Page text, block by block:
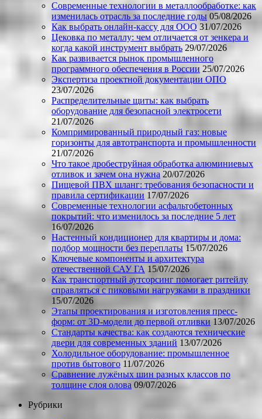
Современные технологии в металлообработке: как
изменилась отрасль за последние годы 05/08/2026
Как выбрать онлайн-кассу для ООО 31/07/2026
Цековка по металлу: чем отличается от зенкера и
когда какой инструмент выбрать 29/07/2026
Как развивается рынок промышленного
программного обеспечения в России 25/07/2026
Экспертиза проектной документации ОПО
23/07/2026
Распределительные щиты: как выбрать
оборудование для безопасной электросети
21/07/2026
Компримированный природный газ: новые
горизонты для автотранспорта и промышленности
21/07/2026
Что такое дробеструйная обработка алюминиевых
отливок и зачем она нужна 20/07/2026
Пищевой ПВХ шланг: требования безопасности и
правила сертификации 17/07/2026
Современные технологии асфальтобетонных
покрытий: что изменилось за последние 5 лет
16/07/2026
Настенный кондиционер для квартиры и дома:
подбор мощности без переплаты 15/07/2026
Ключевые компоненты и архитектура
отечественной САУ ГА 15/07/2026
Как транспортный аутсорсинг помогает ритейлу
справляться с пиковыми нагрузками в праздники
15/07/2026
Этапы проектирования и изготовления пресс-
форм: от 3D-модели до первой отливки 13/07/2026
Стандарты качества: как создаются технические
двери для современных зданий 13/07/2026
Холодильное оборудование: промышленное
против бытового 11/07/2026
Сравнение лужёных шин разных классов по
толщине слоя олова 09/07/2026
Рубрики